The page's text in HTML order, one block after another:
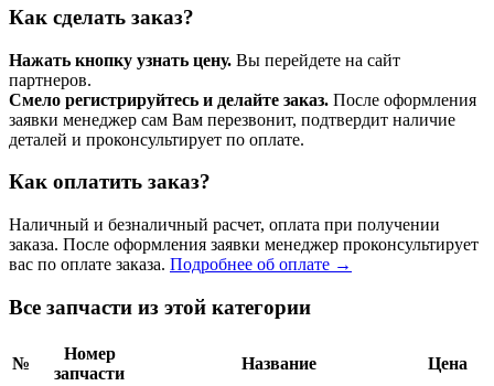
Как сделать заказ?
Нажать кнопку узнать цену. Вы перейдете на сайт
партнеров.
Смело регистрируйтесь и делайте заказ. После оформления
заявки менеджер сам Вам перезвонит, подтвердит наличие
деталей и проконсультирует по оплате.
Как оплатить заказ?
Наличный и безналичный расчет, оплата при получении
заказа. После оформления заявки менеджер проконсультирует
вас по оплате заказа. Подробнее об оплате →
Все запчасти из этой категории
№
Номер
запчасти
Название Цена